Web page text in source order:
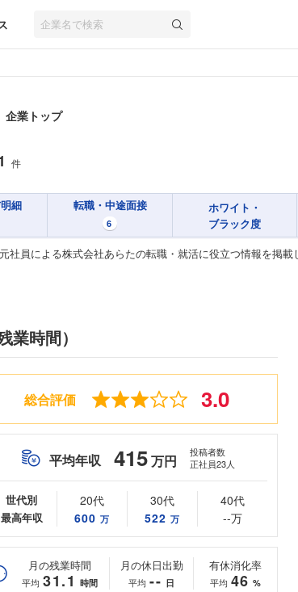
企業トップ
件
細 転職・中途面接
6
ホワイト・
ブラック度
員による株式会社あらたの転職・就活に役立つ情報を掲
時間）
総合評価 3.0
平均年収 415万円
投稿者数
正社員23人
世代別
最高年収
20代
600 万
30代
522 万
40代
--万
月の残業時間
平均 31.1 時間
月の休日出勤
平均 -- 日
有休消化率
平均 46 %